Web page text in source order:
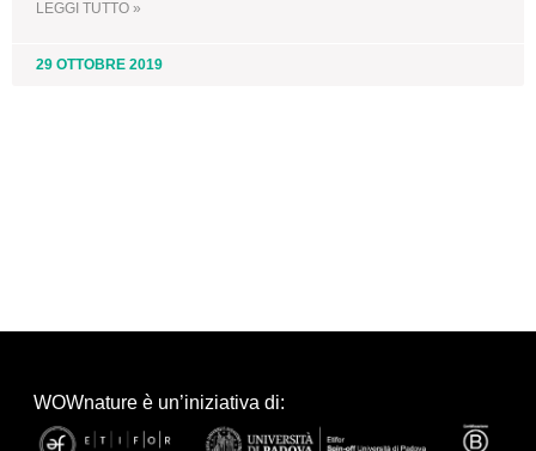
LEGGI TUTTO »
29 OTTOBRE 2019
WOWnature è un’iniziativa di: